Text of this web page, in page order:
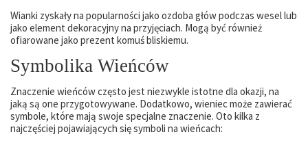
Wianki zyskały na popularności jako ozdoba głów podczas wesel lub
jako element dekoracyjny na przyjęciach. Mogą być również
ofiarowane jako prezent komuś bliskiemu.
Symbolika Wieńców
Znaczenie wieńców często jest niezwykle istotne dla okazji, na
jaką są one przygotowywane. Dodatkowo, wieniec może zawierać
symbole, które mają swoje specjalne znaczenie. Oto kilka z
najczęściej pojawiających się symboli na wieńcach: